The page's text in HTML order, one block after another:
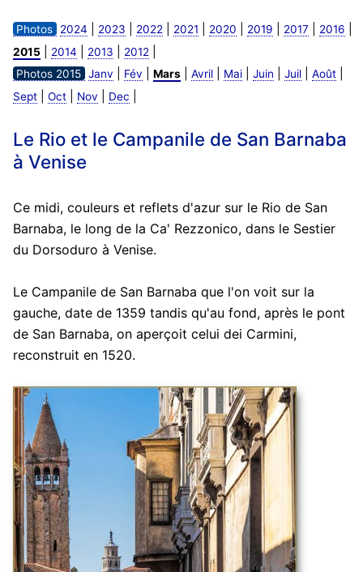
Photos 2024 2023 2022 2021 2020 2019 2017 2016
2015 2014 2013 2012
Photos 2015 Janv Fév Mars| Avril| Mai| Juin Juil| Août|
Sept| Oct| Nov Dec
Le Rio et le Campanile de San Barnaba
à Venise
Ce midi, couleurs et reflets d'azur sur le Rio de San
Barnaba, le long de la Ca' Rezzonico, dans le Sestier
du Dorsoduro à Venise.
Le Campanile de San Barnaba que l'on voit sur la
gauche, date de 1359 tandis qu'au fond, après le pont
de San Barnaba, on aperçoit celui dei Carmini,
reconstruit en 1520.